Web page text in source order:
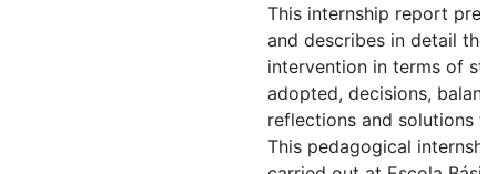
This internship report
and describes in detail the
intervention in terms of
adopted, decisions,
reflections and solutions
This pedagogical